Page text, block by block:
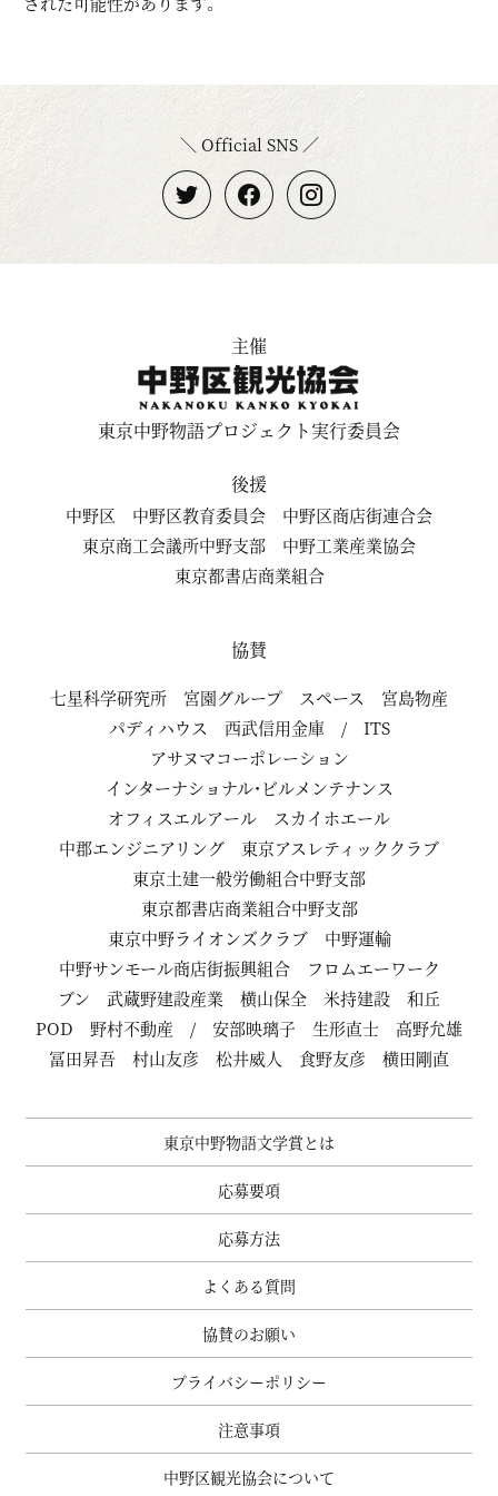
＼ Official SNS ／
主催
東京中野物語プロジェクト実行委員会
後援
中野区 中野区教育委員会
中野区商店街連合会
東京商工会議所中野支部
中野工業産業協会
東京都書店商業組合
協賛
七星科学研究所 宮園グループ スペース
宮島物産
パディハウス
西武信用金庫 /
ITS
アサヌマコーポレーション
インターナショナル・ビルメンテナンス
オフィスエルアール
スカイホエール
中郡エンジニアリング
東京アスレティッククラブ
東京土建一般労働組合中野支部
東京都書店商業組合中野支部
東京中野ライオンズクラブ
中野運輸
中野サンモール商店街振興組合
フロムエーワーク
ブン
武蔵野建設産業 横山保全 米持建設
和丘
POD
野村不動産 / 安部映璃子 生形直士
高野允雄
冨田昇吾
村山友彦 松井威人 食野友彦 横田剛直
東京中野物語文学賞とは
応募要項
応募方法
よくある質問
協賛のお願い
プライバシーポリシー
注意事項
中野区観光協会について